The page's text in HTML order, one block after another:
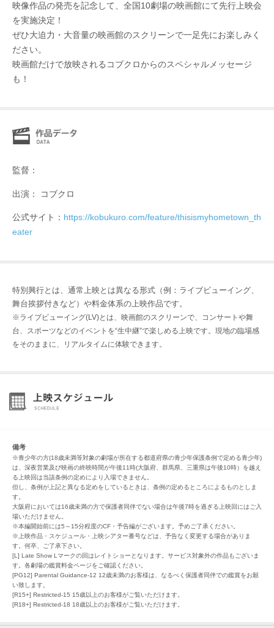
映像作品の発売を記念して、全国10劇場の映画館にて先行上映会
を実施決定！
ぜひ大迫力・大音量の映画館のスクリーンで一足先にお楽しみく
ださい。
映画館だけで放映されるコブクロからのスペシャルメッセージ
も！
監督：
出演： コブクロ
公式サイト： https://kobukuro.com/feature/thisismyhometown_th
eater
特別興行とは、通常上映とは異なる形式（例：ライブビューイング、
舞台挨拶付きなど）や料金体系の上映作品です。
※ライブビューイング(LV)とは、映画館のスクリーンで、コンサートや舞
台、スポーツなどのイベントを“生中継”で楽しめる上映です。現地の臨場感
をそのままに、リアルタイムに体験できます。
備考
※青少年の方(18歳未満等対象の劇場が所在する都道府県の青少年保護条例で定める青少年)
は、深夜営業及び映画の終映時間が午後11時(大阪府、群馬県、三重県は午後10時）を越え
る上映回は当該条例の定めにより入場できません。
但し、条例が上記と異なる定めをしているときは、条例の定めるところによるものとしま
す。
大阪府においては16歳未満の方で保護者同伴でない場合は午後7時を過ぎる上映回にはご入
場いただけません。
※本編開始前には5～15分程度のCF・予告編がございます。予めご了承ください。
※上映作品・スケジュール・上映シアター番号などは、予告なく変更する場合がありま
す。何卒、ご了承下さい。
[L] Late Show Lマークの回はレイトショーとなります。サービス対象外の作品もございま
す。各劇場の鑑賞料金ページをご確認ください。
[PG12] Parental Guidance-12 12歳未満のお客様は、なるべく保護者同伴での鑑賞をお願
い致します。
[R15+] Restricted-15 15歳以上のお客様がご覧いただけます。
[R18+] Restricted-18 18歳以上のお客様がご覧いただけます。